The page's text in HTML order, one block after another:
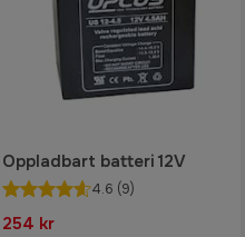
Oppladbart batteri 12V
4.6 (9)
254 kr